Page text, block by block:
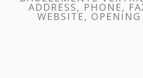
ADDRESS, PHONE,
WEBSITE, OPENING